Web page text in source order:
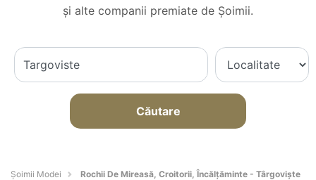
și alte companii premiate de Șoimii.
Căutare
Șoimii Modei Rochii De Mireasă, Croitorii, Încălțăminte - Târgovişte